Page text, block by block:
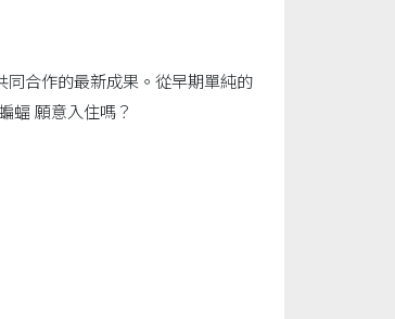
合作的最新成果。從早期單純的
蝠 願意入住嗎？